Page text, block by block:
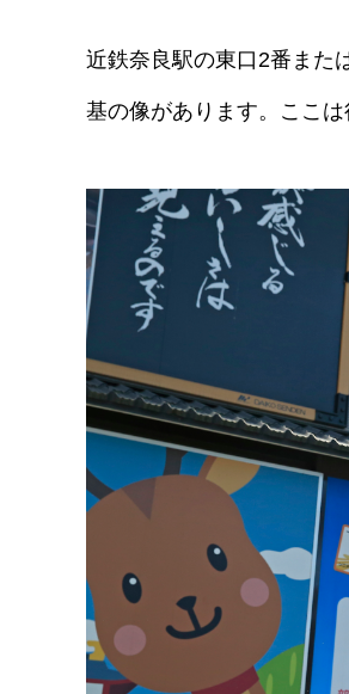
近鉄奈良駅の東口2番また
基の像があります。ここ